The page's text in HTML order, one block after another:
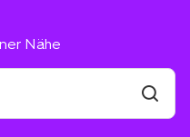
bei
Schokoladenherz
in den
Nähe
Filiale